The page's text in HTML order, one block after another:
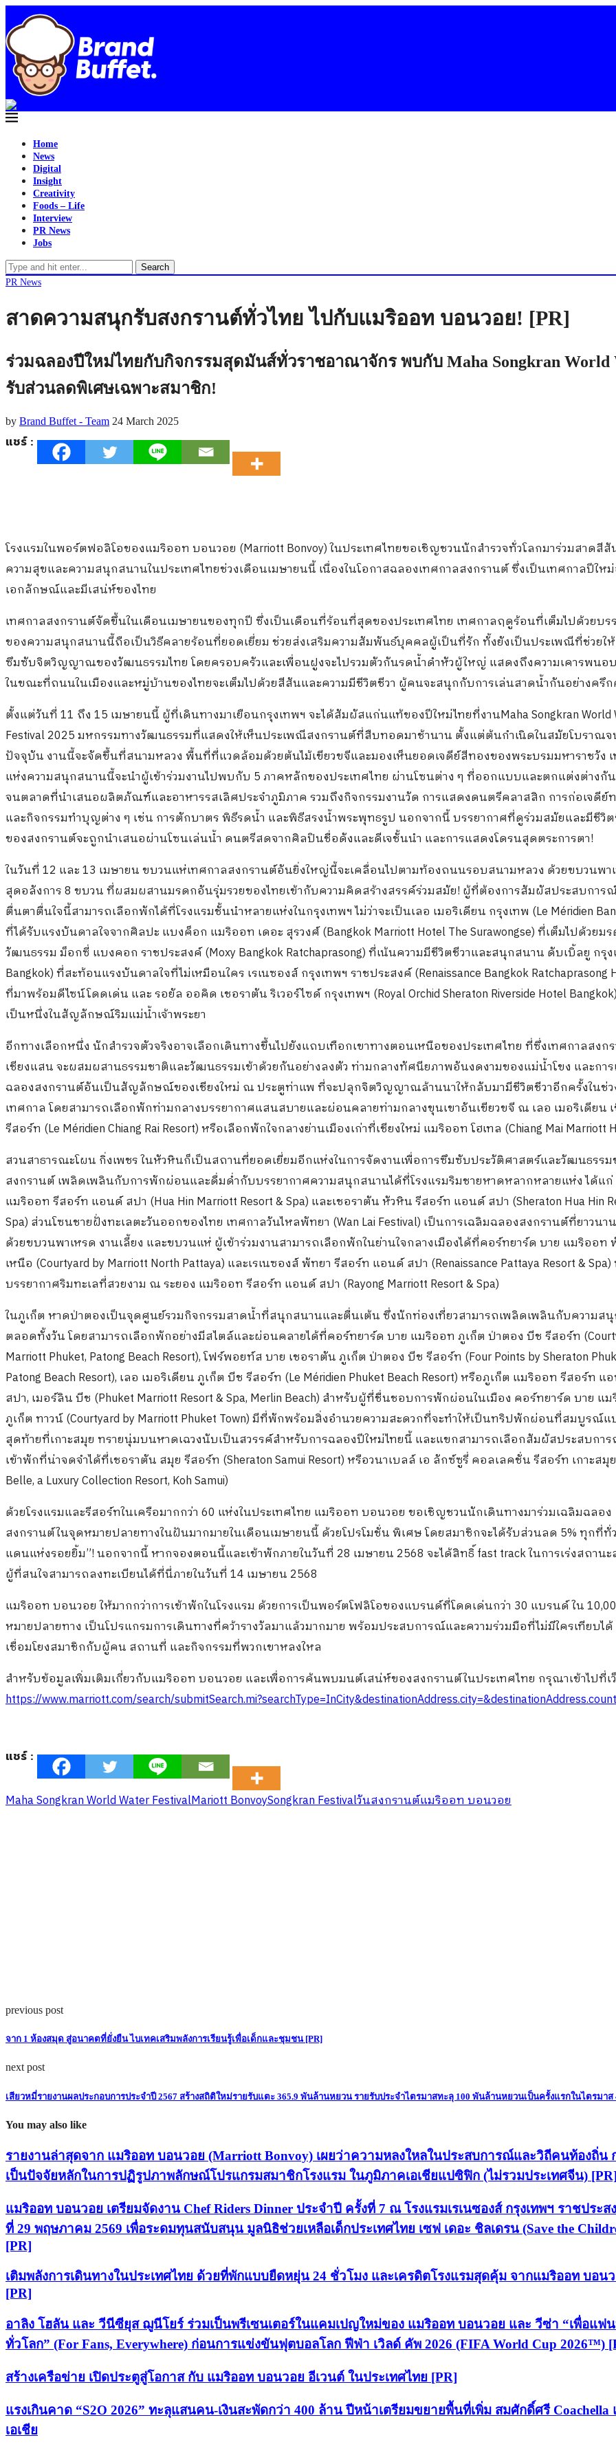
Home
News
Digital
Insight
Creativity
Foods – Life
Interview
PR News
Jobs
Search
PR News
สาดความสนุกรับสงกรานต์ทั่วไทย ไปกับแมริออท บอนวอย! [PR]
ร่วมฉลองปีใหม่ไทยกับกิจกรรมสุดมันส์ทั่วราชอาณาจักร พบกับ Maha Songkran World
รับส่วนลดพิเศษเฉพาะสมาชิก!
by Brand Buffet - Team 24 March 2025
แชร์ :
โรงแรมในพอร์ตฟอลิโอของแมริออท บอนวอย (Marriott Bonvoy) ในประเทศไทยขอเชิญชวนนักสำรวจทั่วโลกมาร่วมสาดสีสั
ความสุขและความสนุกสนานในประเทศไทยช่วงเดือนเมษายนนี้ เนื่องในโอกาสฉลองเทศกาลสงกรานต์ ซึ่งเป็นเทศกาลปีให
เอกลักษณ์และมีเสน่ห์ของไทย
เทศกาลสงกรานต์จัดขึ้นในเดือนเมษายนของทุกปี ซึ่งเป็นเดือนที่ร้อนที่สุดของประเทศไทย เทศกาลฤดูร้อนที่เต็มไปด้วยบร
ของความสนุกสนานนี้ถือเป็นวิธีคลายร้อนที่ยอดเยี่ยม ช่วยส่งเสริมความสัมพันธ์บุคคลผู้เป็นที่รัก ทั้งยังเป็นประเพณีที่ช่วยใ
ซึมซับจิตวิญญาณของวัฒนธรรมไทย โดยครอบครัวและเพื่อนฝูงจะไปรวมตัวกันรดน้ำดำหัวผู้ใหญ่ แสดงถึงความเคารพนอ
ในขณะที่ถนนในเมืองและหมู่บ้านของไทยจะเต็มไปด้วยสีสันและความมีชีวิตชีวา ผู้คนจะสนุกกับการเล่นสาดน้ำกันอย่างครึ
ตั้งแต่วันที่ 11 ถึง 15 เมษายนนี้ ผู้ที่เดินทางมาเยือนกรุงเทพฯ จะได้สัมผัสแก่นแท้ของปีใหม่ไทยที่งานMaha Songkran World
Festival 2025 มหกรรมทางวัฒนธรรมที่แสดงให้เห็นประเพณีสงกรานต์ที่สืบทอดมาช้านาน ตั้งแต่ต้นกำเนิดในสมัยโบราณ
ปัจจุบัน งานนี้จะจัดขึ้นที่สนามหลวง พื้นที่ที่แวดล้อมด้วยต้นไม้เขียวขจีและมองเห็นยอดเจดีย์สีทองของพระบรมมหาราชวัง
แห่งความสนุกสนานนี้จะนำผู้เข้าร่วมงานไปพบกับ 5 ภาคหลักของประเทศไทย ผ่านโซนต่าง ๆ ที่ออกแบบและตกแต่งต่างกั
จนตลาดที่นำเสนอผลิตภัณฑ์และอาหารรสเลิศประจำภูมิภาค รวมถึงกิจกรรมงานวัด การแสดงดนตรีคลาสสิก การก่อเจดีย์
และกิจกรรมทำบุญต่าง ๆ เช่น การตักบาตร พิธีรดน้ำ และพิธีสรงน้ำพระพุทธรูป นอกจากนี้ บรรยากาศที่ดูร่วมสมัยและมีชีวิต
ของสงกรานต์จะถูกนำเสนอผ่านโซนเล่นน้ำ ดนตรีสดจากศิลปินชื่อดังและดีเจชั้นนำ และการแสดงโดรนสุดตระการตา!
ในวันที่ 12 และ 13 เมษายน ขบวนแห่เทศกาลสงกรานต์อันยิ่งใหญ่นี้จะเคลื่อนไปตามท้องถนนรอบสนามหลวง ด้วยขบวนพา
สุดอลังการ 8 ขบวน ที่ผสมผสานมรดกอันรุ่มรวยของไทยเข้ากับความคิดสร้างสรรค์ร่วมสมัย! ผู้ที่ต้องการสัมผัสประสบการ
ตื่นตาตื่นใจนี้สามารถเลือกพักได้ที่โรงแรมชั้นนำหลายแห่งในกรุงเทพฯ ไม่ว่าจะเป็นเลอ เมอริเดียน กรุงเทพ (Le Méridien
ที่ได้รับแรงบันดาลใจจากศิลปะ แบงค็อก แมริออท เดอะ สุรวงศ์ (Bangkok Marriott Hotel The Surawongse) ที่เต็มไปด้วยม
วัฒนธรรม ม็อกซี่ แบงคอก ราชประสงค์ (Moxy Bangkok Ratchaprasong) ที่เน้นความมีชีวิตชีวาและสนุกสนาน ดับเบิ้ลยู กรุง
Bangkok) ที่สะท้อนแรงบันดาลใจที่ไม่เหมือนใคร เรเนซองส์ กรุงเทพฯ ราชประสงค์ (Renaissance Bangkok Ratchaprasong
ที่มาพร้อมดีไซน์โดดเด่น และ รอยัล ออคิด เชอราตัน ริเวอร์ไซด์ กรุงเทพฯ (Royal Orchid Sheraton Riverside Hotel
เป็นหนึ่งในสัญลักษณ์ริมแม่น้ำเจ้าพระยา
อีกทางเลือกหนึ่ง นักสำรวจตัวจริงอาจเลือกเดินทางขึ้นไปยังแถบเทือกเขาทางตอนเหนือของประเทศไทย ที่ซึ่งเทศกาลสงก
เชียงแสน จะผสมผสานธรรมชาติและวัฒนธรรมเข้าด้วยกันอย่างลงตัว ท่ามกลางทัศนียภาพอันงดงามของแม่น้ำโขง และการ
ฉลองสงกรานต์อันเป็นสัญลักษณ์ของเชียงใหม่ ณ ประตูท่าแพ ที่จะปลุกจิตวิญญาณล้านนาให้กลับมามีชีวิตชีวาอีกครั้งในช่ว
เทศกาล โดยสามารถเลือกพักท่ามกลางบรรยากาศแสนสบายและผ่อนคลายท่ามกลางขุนเขาอันเขียวขจี ณ เลอ เมอริเดียน เ
รีสอร์ท (Le Méridien Chiang Rai Resort) หรือเลือกพักใจกลางย่านเมืองเก่าที่เชียงใหม่ แมริออท โฮเทล (Chiang Mai Marriott
สวนสาธารณะโผน กิ่งเพชร ในหัวหินก็เป็นสถานที่ยอดเยี่ยมอีกแห่งในการจัดงานเพื่อการซึมซับประวัติศาสตร์และวัฒนธรรม
สงกรานต์ เพลิดเพลินกับการพักผ่อนและดื่มด่ำกับบรรยากาศความสนุกสนานได้ที่โรงแรมริมชายหาดหลากหลายแห่ง ได้แ
แมริออท รีสอร์ท แอนด์ สปา (Hua Hin Marriott Resort & Spa) และเชอราตัน หัวหิน รีสอร์ท แอนด์ สปา (Sheraton Hua Hin
Spa) ส่วนโซนชายฝั่งทะเลตะวันออกของไทย เทศกาลวันไหลพัทยา (Wan Lai Festival) เป็นการเฉลิมฉลองสงกรานต์ที่ยาวนา
ด้วยขบวนพาเหรด งานเลี้ยง และขบวนแห่ ผู้เข้าร่วมงานสามารถเลือกพักในย่านใจกลางเมืองได้ที่คอร์ทยาร์ด บาย แมริออท
เหนือ (Courtyard by Marriott North Pattaya) และเรเนซองส์ พัทยา รีสอร์ท แอนด์ สปา (Renaissance Pattaya Resort & Spa)
บรรยากาศริมทะเลที่สวยงาม ณ ระยอง แมริออท รีสอร์ท แอนด์ สปา (Rayong Marriott Resort & Spa)
ในภูเก็ต หาดป่าตองเป็นจุดศูนย์รวมกิจกรรมสาดน้ำที่สนุกสนานและตื่นเต้น ซึ่งนักท่องเที่ยวสามารถเพลิดเพลินกับความสนุ
ตลอดทั้งวัน โดยสามารถเลือกพักอย่างมีสไตล์และผ่อนคลายได้ที่คอร์ทยาร์ด บาย แมริออท ภูเก็ต ป่าตอง บีช รีสอร์ท
Marriott Phuket, Patong Beach Resort), โฟร์พอยท์ส บาย เชอราตัน ภูเก็ต ป่าตอง บีช รีสอร์ท (Four Points by Sheraton
Patong Beach Resort), เลอ เมอริเดียน ภูเก็ต บีช รีสอร์ท (Le Méridien Phuket Beach Resort) หรือภูเก็ต แมริออท รีสอร์ท แ
สปา, เมอร์ลิน บีช (Phuket Marriott Resort & Spa, Merlin Beach) สำหรับผู้ที่ชื่นชอบการพักผ่อนในเมือง คอร์ทยาร์ด บาย แ
ภูเก็ต ทาวน์ (Courtyard by Marriott Phuket Town) มีที่พักพร้อมสิ่งอำนวยความสะดวกที่จะทำให้เป็นทริปพักผ่อนที่สมบูรณ์
สุดท้ายที่เกาะสมุย ทรายนุ่มบนหาดเฉวงนับเป็นสวรรค์สำหรับการฉลองปีใหม่ไทยนี้ และแขกสามารถเลือกสัมผัสประสบกา
เข้าพักที่น่าจดจำได้ที่เชอราตัน สมุย รีสอร์ท (Sheraton Samui Resort) หรือวนาเบลล์ เอ ลักซ์ซูรี่ คอลเลคชั่น รีสอร์ท เกาะสมุ
Belle, a Luxury Collection Resort, Koh Samui)
ด้วยโรงแรมและรีสอร์ทในเครือมากกว่า 60 แห่งในประเทศไทย แมริออท บอนวอย ขอเชิญชวนนักเดินทางมาร่วมเฉลิมฉลอง
สงกรานต์ในจุดหมายปลายทางในฝันมากมายในเดือนเมษายนนี้ ด้วยโปรโมชั่น พิเศษ โดยสมาชิกจะได้รับส่วนลด 5% ทุกที่ทั่
แดนแห่งรอยยิ้ม”! นอกจากนี้ หากจองตอนนี้และเข้าพักภายในวันที่ 28 เมษายน 2568 จะได้สิทธิ์ fast track ในการเร่งสถาน
ผู้ที่สนใจสามารถลงทะเบียนได้ที่นี่ภายในวันที่ 14 เมษายน 2568
แมริออท บอนวอย ให้มากกว่าการเข้าพักในโรงแรม ด้วยการเป็นพอร์ตโฟลิโอของแบรนด์ที่โดดเด่นกว่า 30 แบรนด์ ใน
หมายปลายทาง เป็นโปรแกรมการเดินทางที่คว้ารางวัลมาแล้วมากมาย พร้อมประสบการณ์และความร่วมมือที่ไม่มีใครเทียบได้
เชื่อมโยงสมาชิกกับผู้คน สถานที่ และกิจกรรมที่พวกเขาหลงใหล
สำหรับข้อมูลเพิ่มเติมเกี่ยวกับแมริออท บอนวอย และเพื่อการค้นพบมนต์เสน่ห์ของสงกรานต์ในประเทศไทย กรุณาเข้าไปที่เ
https://www.marriott.com/search/
แชร์ :
Maha Songkran World Water FestivalMariott BonvoySongkran Festivalวันสงกรานต์แมริออท บอนวอย
previous post
จาก 1 ห้องสมุด สู่อนาคตที่ยั่งยืน ไบเทคเสริมพลังการเรียนรู้เพื่อเด็กและชุมชน [PR]
next post
เสียวหมี่รายงานผลประกอบการประจำปี 2567 สร้างสถิติใหม่รายรับแตะ 365.9 พันล้านหยวน รายรับประจำไตรมาสทะลุ 100 พันล้านหยวนเป็นครั้งแรกในไตรมาส
You may also like
รายงานล่าสุดจาก แมริออท บอนวอย (Marriott Bonvoy) เผยว่าความหลงใหลในประสบการณ์และวิถีคนท้องถิ่น
เป็นปัจจัยหลักในการปฏิรูปภาพลักษณ์โปรแกรมสมาชิกโรงแรม ในภูมิภาคเอเชียแปซิฟิก (ไม่รวมประเทศจีน) [PR]
แมริออท บอนวอย เตรียมจัดงาน Chef Riders Dinner ประจำปี ครั้งที่ 7 ณ โรงแรมเรเนซองส์ กรุงเทพฯ ราชประส
ที่ 29 พฤษภาคม 2569 เพื่อระดมทุนสนับสนุน มูลนิธิช่วยเหลือเด็กประเทศไทย เซฟ เดอะ ชิลเดรน (Save the
[PR]
เติมพลังการเดินทางในประเทศไทย ด้วยที่พักแบบยืดหยุ่น 24 ชั่วโมง และเครดิตโรงแรมสุดคุ้ม จากแมริออท บอน
[PR]
อาลิง โฮลัน และ วีนีซียุส ฌูนีโยร์ ร่วมเป็นพรีเซนเตอร์ในแคมเปญใหม่ของ แมริออท บอนวอย และ วีซ่า “เพื่อแฟ
ทั่วโลก” (For Fans, Everywhere) ก่อนการแข่งขันฟุตบอลโลก ฟีฟ่า เวิลด์ คัพ 2026 (FIFA World Cup 2026™)
สร้างเครือข่าย เปิดประตูสู่โอกาส กับ แมริออท บอนวอย อีเวนต์ ในประเทศไทย [PR]
แรงเกินคาด “S2O 2026” ทะลุแสนคน-เงินสะพัดกว่า 400 ล้าน ปีหน้าเตรียมขยายพื้นที่เพิ่ม สมศักดิ์ศรี Coachella
เอเชีย